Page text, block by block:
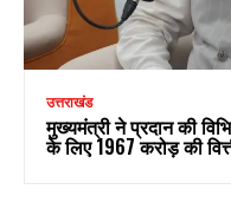
उत्तराखंड
मुख्यमंत्री ने प्रदान की
के लिए ₹1967 करोड़ की